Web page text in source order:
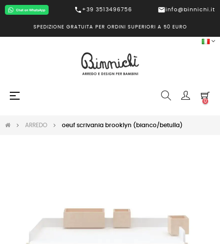
call +39 3513496756 mailinfo@binnichi.it
SPEDIZIONE GRATUITA PER ORDINI SUPERIORI A 50 EURO
navigazione
☰
0
ARREDO oeuf scrivania brooklyn (bianco/betulla)